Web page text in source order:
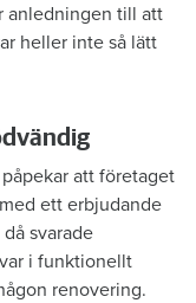
anledningen till att
heller inte så lätt
att företaget
ett erbjudande
svarade
i funktionellt
renovering.